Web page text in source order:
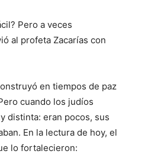
Pero a veces
al profeta Zacarías con
en tiempos de paz
cuando los judíos
distinta: eran pocos, sus
En la lectura de hoy, el
lo fortalecieron: